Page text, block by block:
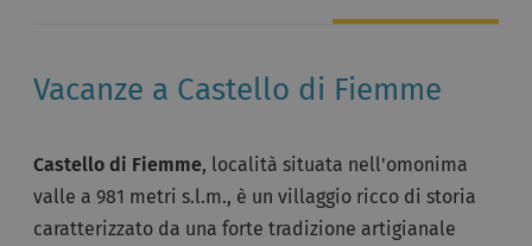
Vacanze a Castello di Fiemme
Castello di Fiemme, località situata nell'omonima
valle a 981 metri s.l.m., è un villaggio ricco di storia
caratterizzato da una forte tradizione artigianale